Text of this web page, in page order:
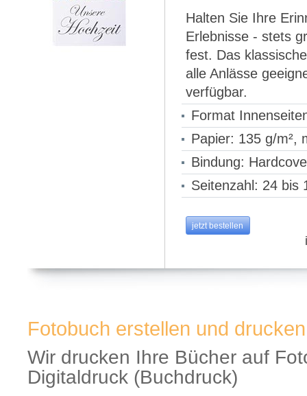
Halten Sie Ihre
Erlebnisse - stets
fest. Das
alle Anlässe
verfügbar.
Format
Papier: 135 g/m²,
Bindung:
Seitenzahl: 24 bis
jetzt bestellen
Fotobuch erstellen und
Wir drucken Ihre Bücher auf
Digitaldruck (Buchdruck)